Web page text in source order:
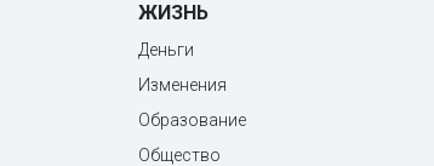
ЖИЗНЬ
Деньги
Изменения
Образование
Общество